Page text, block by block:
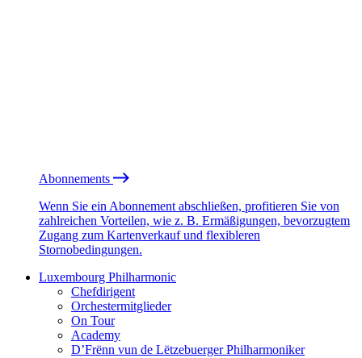
Abonnements
Wenn Sie ein Abonnement abschließen, profitieren Sie von
zahlreichen Vorteilen, wie z. B. Ermäßigungen, bevorzugtem
Zugang zum Kartenverkauf und flexibleren
Stornobedingungen.
Luxembourg Philharmonic
Chefdirigent
Orchestermitglieder
On Tour
Academy
D’Frënn vun de Lëtzebuerger Philharmoniker